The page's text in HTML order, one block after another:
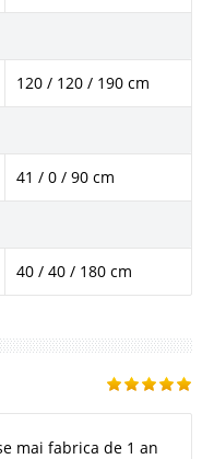
120 / 120 / 190 cm
41 / 0 / 90 cm
40 / 40 / 180 cm
mai fabrica de 1 an